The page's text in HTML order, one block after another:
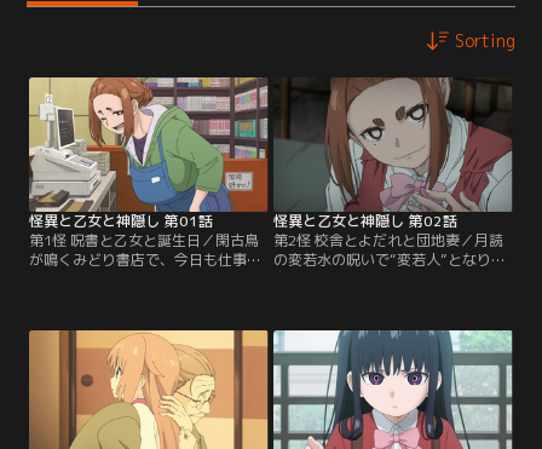
Sorting
怪異と乙女と神隠し 第01話
第1怪 呪書と乙女と誕生日／閑古鳥
が鳴くみどり書店で、今日も仕事と
つ、誰が置いていったのか分からな
い、出所不明な不気味な本。深夜0
時を過ぎ、28歳になった菫子はふ
と、その本を読んでしまうのだ
が……。
怪異と乙女と神隠し 第02話
第2怪 校舎とよだれと団地妻／月読
の変若水の呪いで“変若人”となり、
自在に若返ることができるようにな
配を察知していた。奇妙な理由で不
登校者が続出するコオネ女学院に、
菫子は乙の友達のふりをして潜入す
ることに。若かりし制服姿での女子
校ライフに舞い上がる菫子だった
が……。